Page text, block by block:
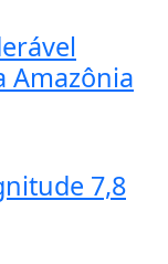
Amazônia
7,8